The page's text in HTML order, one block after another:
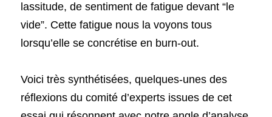
lassitude, de sentiment de fatigue devant “le
vide”. Cette fatigue nous la voyons tous
lorsqu’elle se concrétise en burn-out.
Voici très synthétisées, quelques-unes des
réflexions du comité d’experts issues de cet